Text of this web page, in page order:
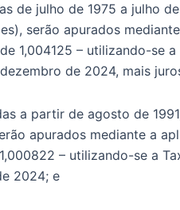
de julho de 1975 a julho
serão apurados
1,004125 – utilizando-se a
de 2024, mais
a partir de agosto de
apurados mediante a
– utilizando-se a
2024; e